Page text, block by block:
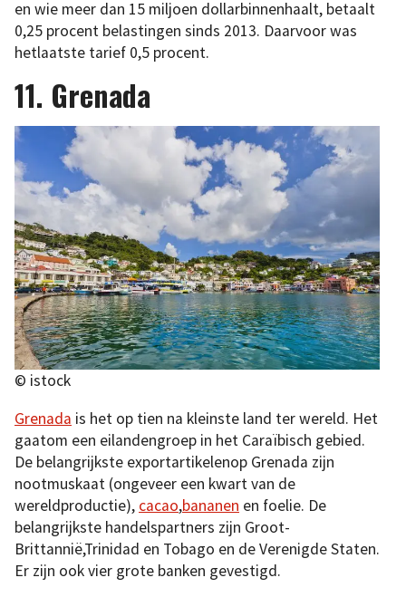
en wie meer dan 15 miljoen dollarbinnenhaalt, betaalt
0,25 procent belastingen sinds 2013. Daarvoor was
hetlaatste tarief 0,5 procent.
11. Grenada
© istock
Grenada is het op tien na kleinste land ter wereld. Het
gaatom een eilandengroep in het Caraïbisch gebied.
De belangrijkste exportartikelenop Grenada zijn
nootmuskaat (ongeveer een kwart van de
wereldproductie), cacao,bananen en foelie. De
belangrijkste handelspartners zijn Groot-
Brittannië,Trinidad en Tobago en de Verenigde Staten.
Er zijn ook vier grote banken gevestigd.